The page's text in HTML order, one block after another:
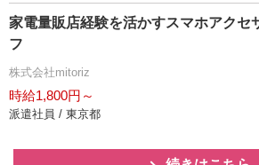
家電量販店経験を活かすスマホアクセ
フ
株式会社mitoriz
時給1,800円～
派遣社員 / 東京都